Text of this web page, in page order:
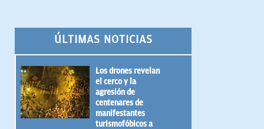
ÚLTIMAS NOTICIAS
Los drones revelan
el cerco y la
agresión de
centenares de
manifestantes
turismofóbicos a